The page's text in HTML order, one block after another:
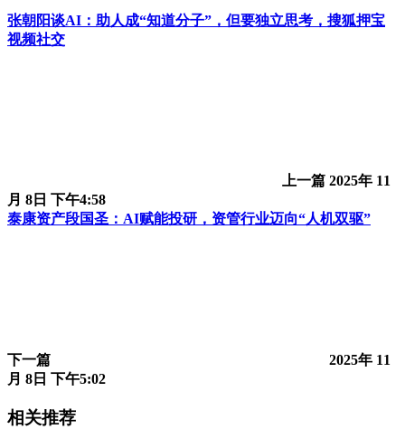
张朝阳谈AI：助人成“知道分子”，但要独立思考，搜狐押宝
视频社交
上一篇 2025年 11
月 8日 下午4:58
泰康资产段国圣：AI赋能投研，资管行业迈向“人机双驱”
下一篇
2025年 11
月 8日 下午5:02
相关推荐